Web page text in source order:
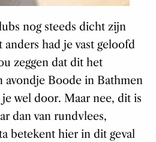
nog steeds dicht zijn
had je vast geloofd
zeggen dat dit het
avondje Boode in Bathmen
wel door. Maar nee, dit is
dan van rundvlees,
betekent hier in dit geval